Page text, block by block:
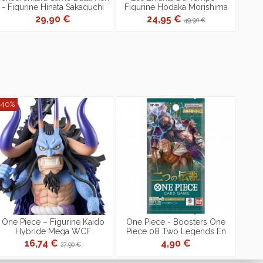
- Figurine Hinata Sakaguchi
Vibration Stars
29,90 €
Figurine Hodaka Morishima
Pop Up Parade
24,95 €49,90 €
One Piece – Figurine Kaido
Hybride Mega WCF
16,74 €27,90 €
One Piece - Boosters One
Piece 08 Two Legends En
Japonais
4,90 €